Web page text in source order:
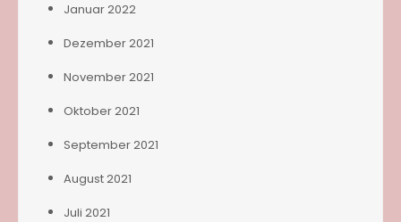
Januar 2022
Dezember 2021
November 2021
Oktober 2021
September 2021
August 2021
Juli 2021